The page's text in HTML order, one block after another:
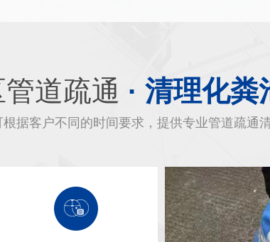
道疏通 · 清理化
根据客户不同的时间要求，提供专业管道疏通